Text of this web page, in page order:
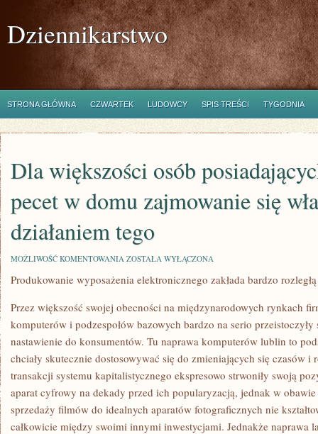
Dziennikarstwo
STRONA GŁÓWNA CZWARTEK LUDOWCY SPIS TREŚCI TYGODNIA
Dla większości osób
pecet w domu zajmowanie się
działaniem tego
MOŻLIWOŚĆ KOMENTOWANIA DLA
OSÓB
PECET
W
ZAJMOWANIE
WŁAŚCIWYM
DZIAŁANIEM
TEGO
ZOSTAŁA WYŁĄCZONA
Produkowanie wyposażenia elektronicznego zakłada bardzo rozległą
Przez większość swojej obecności na międzynarodowych rynkach
komputerów i podzespołów bazowych bardzo na serio
nastawienie do konsumentów. Tu naprawa komputerów lublin to
chciały skutecznie dostosowywać się do zmieniających się czasów i
transakcji systemu kapitalistycznego ekspresowo strwoniły swoją
aparat cyfrowy na dekady przed ich popularyzacją, jednak w obawie
sprzedaży filmów do idealnych aparatów fotograficznych nie
całkowicie między swoimi innymi inwestycjami. Jednakże naprawa